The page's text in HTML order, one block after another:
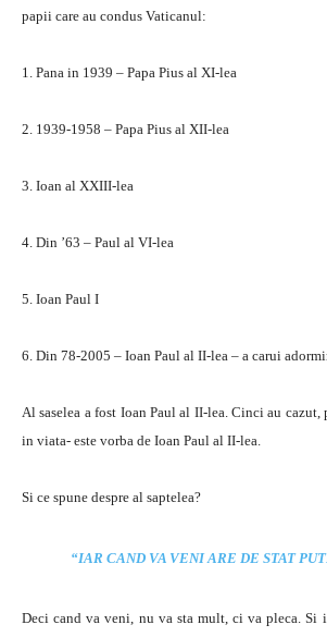
papii care au condus Vaticanul:
1. Pana in 1939 – Papa Pius al XI-lea
2. 1939-1958 – Papa Pius al XII-lea
3. Ioan al XXIII-lea
4. Din ’63 – Paul al VI-lea
5. Ioan Paul I
6. Din 78-2005 – Ioan Paul al II-lea – a carui
Al saselea a fost Ioan Paul al II-lea. Cinci au cazut,
in viata- este vorba de Ioan Paul al II-lea.
Si ce spune despre al saptelea?
“IAR CAND VA VENI ARE DE STAT
Deci cand va veni, nu va sta mult, ci va pleca. Si